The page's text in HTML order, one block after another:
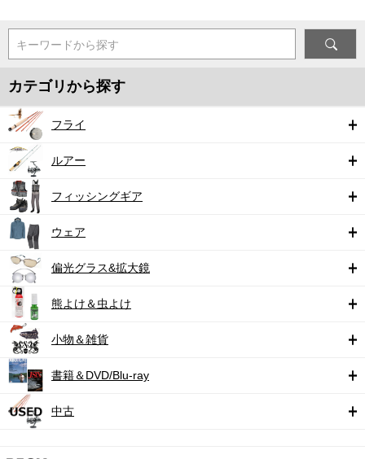
キーワードから探す
カテゴリから探す
フライ
ルアー
フィッシングギア
ウェア
偏光グラス&拡大鏡
熊よけ＆虫よけ
小物＆雑貨
書籍＆DVD/Blu-ray
中古